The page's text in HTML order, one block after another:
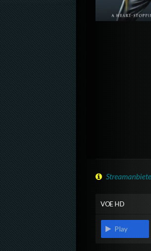
VOE HD
Play